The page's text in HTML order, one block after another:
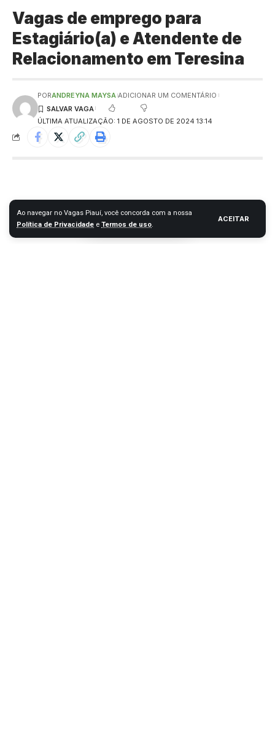
Ao navegar no Vagas Piauí, você concorda com a nossa
Política de Privacidade e Termos de uso.
ACEITAR
Vagas de emprego para
Estagiário(a) e Atendente de
Relacionamento em Teresina
ÚLTIMA ATUALIZAÇÃO: 1 DE AGOSTO DE 2024 13:14
PORANDREYNA MAYSA ADICIONAR UM COMENTÁRIO